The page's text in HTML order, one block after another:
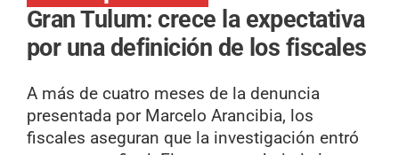
Gran Tulum: crece la expectativa
por una definición de los fiscales
A más de cuatro meses de la denuncia
presentada por Marcelo Arancibia, los
fiscales aseguran que la investigación entró